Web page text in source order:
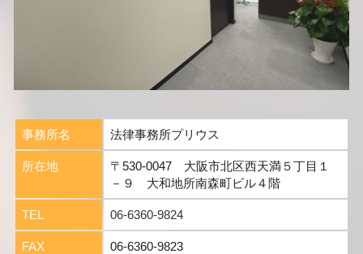
事務所名 法律事務所プリウス
所在地
〒530-0047 大阪市北区西天満５丁目１
－９ 大和地所南森町ビル４階
TEL 06-6360-9824
FAX 06-6360-9823